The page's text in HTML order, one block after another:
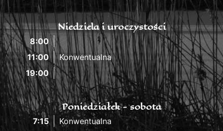
Niedziela i uroczystości
8:00
11:00
Konwentualna
19:00
Poniedziałek - sobota
7:15
Konwentualna